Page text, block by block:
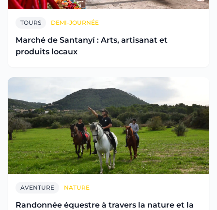
TOURS DEMI-JOURNÉE
Marché de Santanyí : Arts, artisanat et
produits locaux
AVENTURE NATURE
Randonnée équestre à travers la nature et la